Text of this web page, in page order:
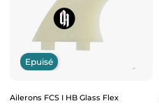
Epuisé
Ailerons FCS I HB Glass Flex